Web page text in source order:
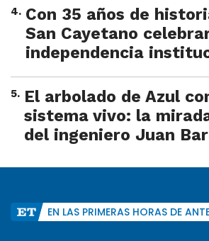
4. Con 35 años de
San Cayetano
independencia
5. El arbolado de Azul
sistema vivo: la
del ingeniero Juan
EN LAS PRIMERAS HORAS DE